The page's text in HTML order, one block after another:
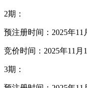
2期：
预注册时间：2025年11
竞价时间：2025年11月
3期：